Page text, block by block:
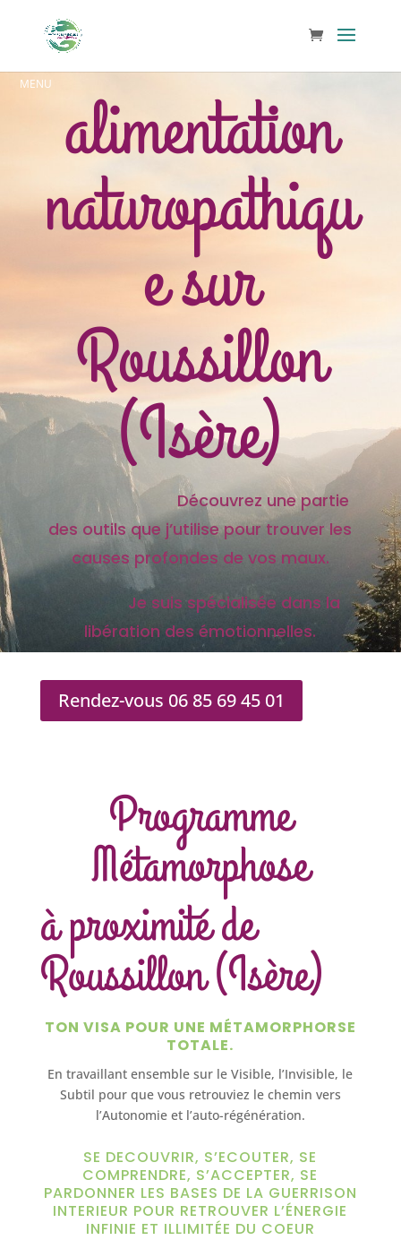
alimentation
naturopathiqu
e sur
Roussillon
(Isère)
Découvrez une partie
des outils que j’utilise pour trouver les
causes profondes de vos maux.
Je suis spécialisée dans la
libération des émotionnelles.
Rendez-vous 06 85 69 45 01
Programme
Métamorphose
à proximité de
Roussillon (Isère)
TON VISA POUR UNE MÉTAMORPHORSE
TOTALE.
En travaillant ensemble sur le Visible, l’Invisible, le
Subtil pour que vous retrouviez le chemin vers
l’Autonomie et l’auto-régénération.
SE DECOUVRIR, S’ECOUTER, SE
COMPRENDRE, S’ACCEPTER, SE
PARDONNER LES BASES DE LA GUERRISON
INTERIEUR POUR RETROUVER L’ÉNERGIE
INFINIE ET ILLIMITÉE DU COEUR